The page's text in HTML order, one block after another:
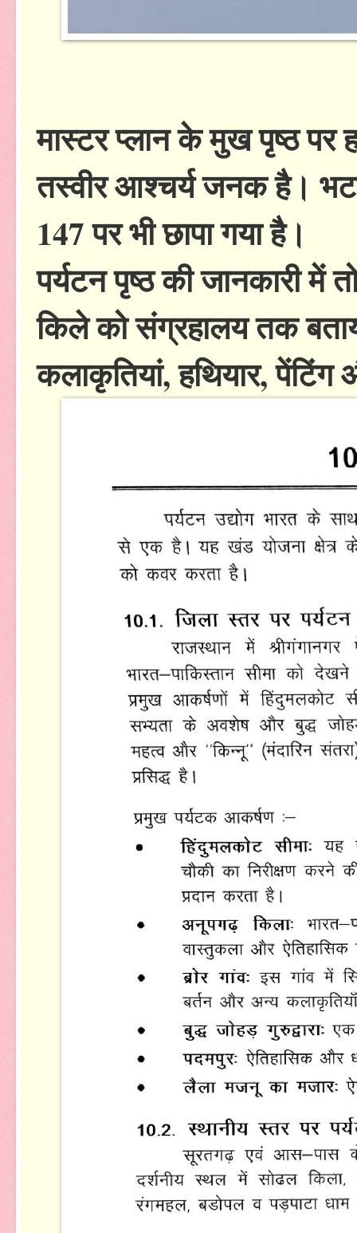
मास्टर प्लान के मुख पृष्ठ
तस्वीर आश्चर्य जनक है।
147 पर भी छापा गया है।
पर्यटन पृष्ठ की जानकारी में
किले को संग्रहालय तक
कलाकृतियां, हथियार, पेंटिंग